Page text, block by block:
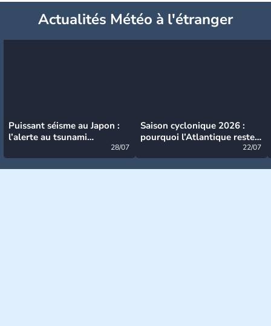
Actualités Météo à l'étranger
Puissant séisme au Japon :
l’alerte au tsunami
28/07
Saison cyclonique 2026 :
pourquoi l’Atlantique reste
22/07